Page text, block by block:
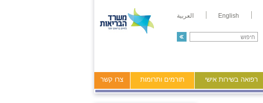
English العربية
רפואה בשירות אישי תורמים ותרומות צרו קשר